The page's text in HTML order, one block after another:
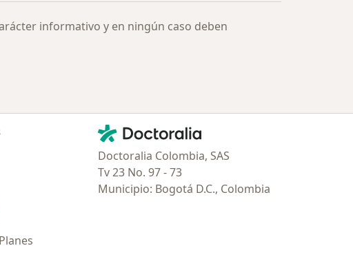
informativo y en ningún caso deben
Contacto
Doctoralia - Página de inicio
Doctoralia Colombia, SAS
Tv 23 No. 97 - 73
Municipio: Bogotá D.C., Colombia